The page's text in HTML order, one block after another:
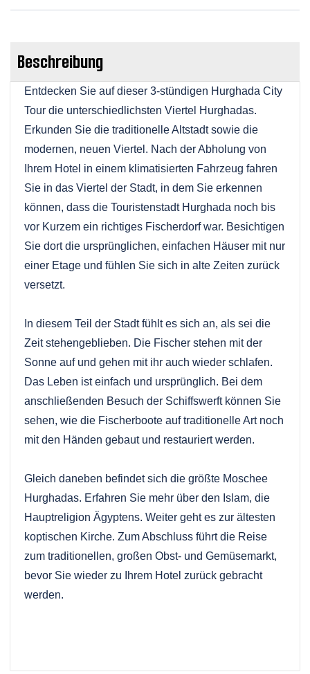
Beschreibung
Entdecken Sie auf dieser 3-stündigen Hurghada City
Tour die unterschiedlichsten Viertel Hurghadas.
Erkunden Sie die traditionelle Altstadt sowie die
modernen, neuen Viertel. Nach der Abholung von
Ihrem Hotel in einem klimatisierten Fahrzeug fahren
Sie in das Viertel der Stadt, in dem Sie erkennen
können, dass die Touristenstadt Hurghada noch bis
vor Kurzem ein richtiges Fischerdorf war. Besichtigen
Sie dort die ursprünglichen, einfachen Häuser mit nur
einer Etage und fühlen Sie sich in alte Zeiten zurück
versetzt.
In diesem Teil der Stadt fühlt es sich an, als sei die
Zeit stehengeblieben. Die Fischer stehen mit der
Sonne auf und gehen mit ihr auch wieder schlafen.
Das Leben ist einfach und ursprünglich. Bei dem
anschließenden Besuch der Schiffswerft können Sie
sehen, wie die Fischerboote auf traditionelle Art noch
mit den Händen gebaut und restauriert werden.
Gleich daneben befindet sich die größte Moschee
Hurghadas. Erfahren Sie mehr über den Islam, die
Hauptreligion Ägyptens. Weiter geht es zur ältesten
koptischen Kirche. Zum Abschluss führt die Reise
zum traditionellen, großen Obst- und Gemüsemarkt,
bevor Sie wieder zu Ihrem Hotel zurück gebracht
werden.